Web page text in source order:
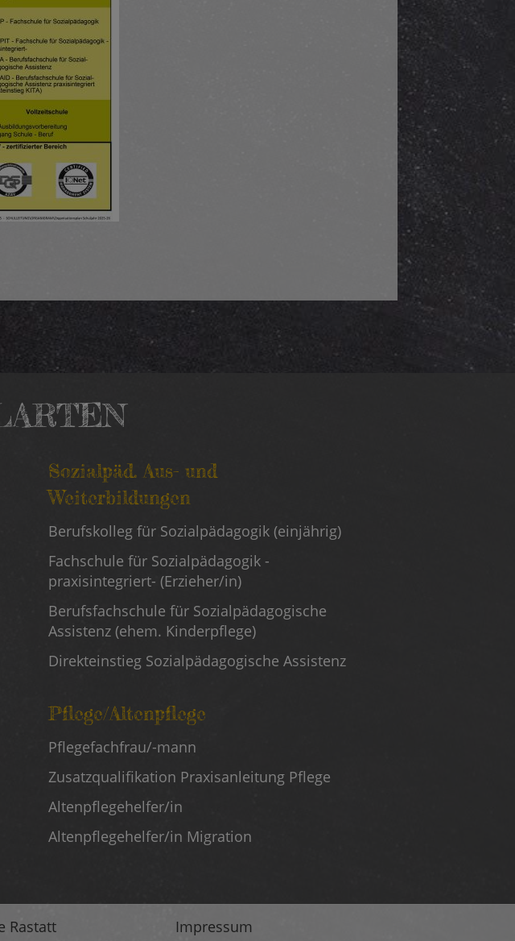
Mitte
Schularten
Sozialpäd. Aus- und
Weiterbildungen
Berufskolleg für Sozialpädagogik (einjährig)
Fachschule für Sozialpädagogik -
praxisintegriert- (Erzieher/in)
Berufsfachschule für Sozialpädagogische
Assistenz (ehem. Kinderpflege)
Direkteinstieg Sozialpädagogische Assistenz
Rechte
Schularten
Pflege/Altenpflege
Pflegefachfrau/-mann
Zusatzqualifikation Praxisanleitung Pflege
Altenpflegehelfer/in
Altenpflegehelfer/in Migration
Rastatt
Impressum